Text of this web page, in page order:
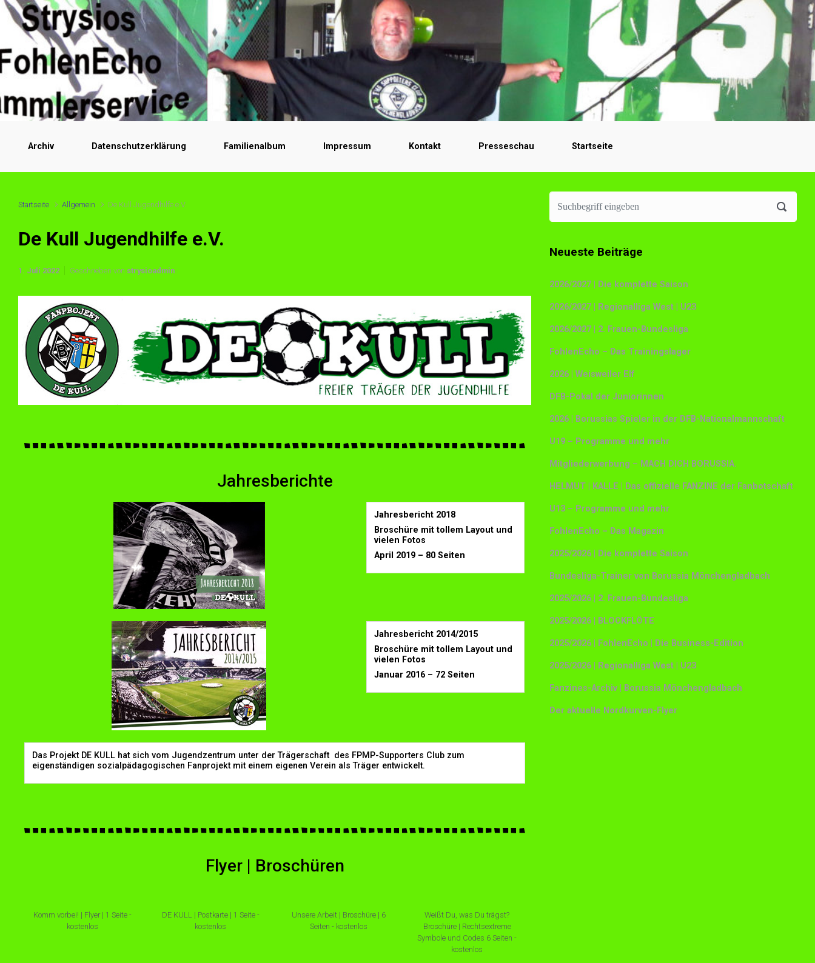
Archiv Datenschutzerklärung Familienalbum Impressum Kontakt Presseschau Startseite
Startseite Allgemein De Kull Jugendhilfe e.V.
De Kull Jugendhilfe e.V.
1. Juli 2022 Geschrieben von strysioadmin
Jahresberichte
Jahresbericht 2018
Broschüre mit tollem Layout und
vielen Fotos
April 2019 – 80 Seiten
Jahresbericht 2014/2015
Broschüre mit tollem Layout und
vielen Fotos
Januar 2016 – 72 Seiten
Das Projekt DE KULL hat sich vom Jugendzentrum unter der Trägerschaft des FPMP-Supporters Club zum
eigenständigen sozialpädagogischen Fanprojekt mit einem eigenen Verein als Träger entwickelt.
Flyer | Broschüren
Komm vorbei! | Flyer | 1 Seite -
kostenlos
DE KULL | Postkarte | 1 Seite -
kostenlos
Unsere Arbeit | Broschüre | 6
Seiten - kostenlos
Weißt Du, was Du trägst?
Broschüre | Rechtsextreme
Symbole und Codes 6 Seiten -
kostenlos
Neueste Beiträge
2026/2027 | Die komplette Saison
2026/2027 | Regionalliga West | U23
2026/2027 | 2. Frauen-Bundesliga
FohlenEcho – Das Trainingslager
2026 | Weisweiler Elf
DFB-Pokal der Juniorinnen
2026 | Borussias Spieler in der DFB-Nationalmannschaft
U19 – Programme und mehr
Mitgliederwerbung – MACH DICH BORUSSIA.
HELMUT | KALLE | Das offizielle FANZINE der Fanbotschaft
U13 – Programme und mehr
FohlenEcho – Das Magazin
2025/2026 | Die komplette Saison
Bundesliga-Trainer von Borussia Mönchengladbach
2025/2026 | 2. Frauen-Bundesliga
2025/2026 | BLOCKFLÖTE
2025/2026 | FohlenEcho | Die Business-Edition
2025/2026 | Regionalliga West | U23
Fanzines-Archiv | Borussia Mönchengladbach
Der aktuelle Nordkurven-Flyer